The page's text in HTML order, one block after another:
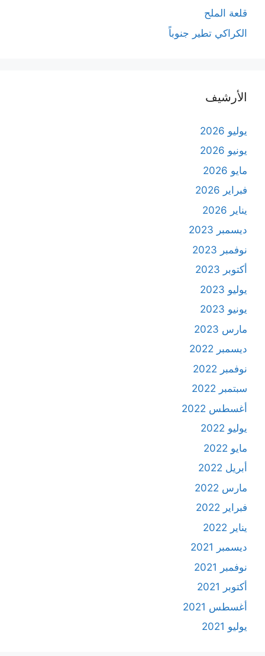
قلعة الملح
الكراكي تطير جنوباً
الأرشيف
يوليو 2026
يونيو 2026
مايو 2026
فبراير 2026
يناير 2026
ديسمبر 2023
نوفمبر 2023
أكتوبر 2023
يوليو 2023
يونيو 2023
مارس 2023
ديسمبر 2022
نوفمبر 2022
سبتمبر 2022
أغسطس 2022
يوليو 2022
مايو 2022
أبريل 2022
مارس 2022
فبراير 2022
يناير 2022
ديسمبر 2021
نوفمبر 2021
أكتوبر 2021
أغسطس 2021
يوليو 2021